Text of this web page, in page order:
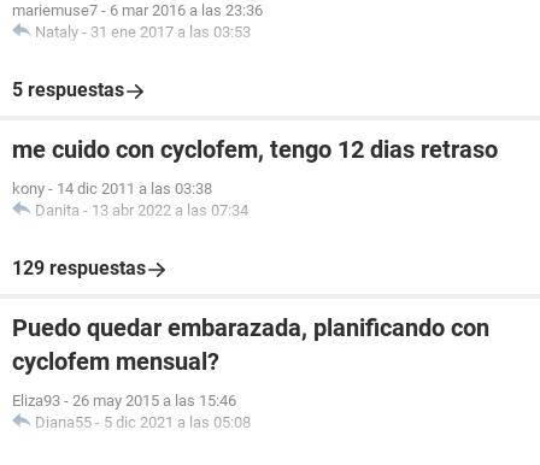
mariemuse7 - 6 mar 2016 a las 23:36
Nataly - 31 ene 2017 a las 03:53
5 respuestas
me cuido con cyclofem, tengo 12 dias retraso
kony - 14 dic 2011 a las 03:38
Danita - 13 abr 2022 a las 07:34
129 respuestas
Puedo quedar embarazada, planificando con
cyclofem mensual?
Eliza93 - 26 may 2015 a las 15:46
Diana55 - 5 dic 2021 a las 05:08